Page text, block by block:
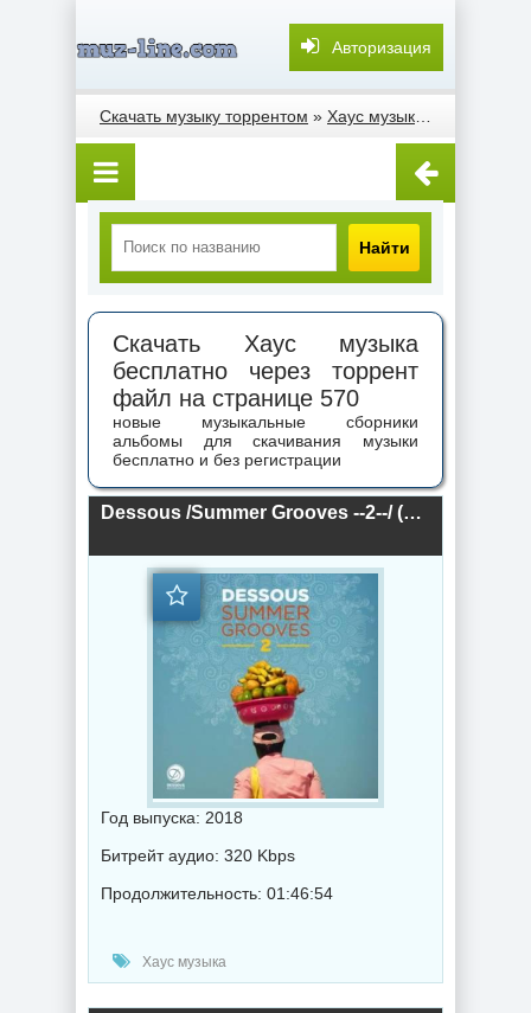
Авторизация
Скачать музыку торрентом » Хаус музыка
Найти
Скачать Хаус музыка
бесплатно через торрент
файл на странице 570
новые музыкальные сборники
альбомы для скачивания музыки
бесплатно и без регистрации
Dessous /Summer Grooves --2--/ (2018) торрент
Год выпуска: 2018
Битрейт аудио: 320 Kbps
Продолжительность: 01:46:54
Хаус музыка